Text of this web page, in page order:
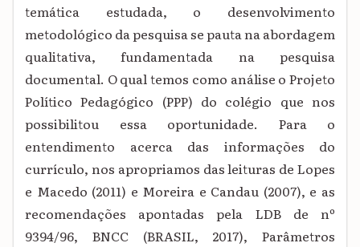
temática estudada, o desenvolvimento
metodológico da pesquisa se pauta na abordagem
qualitativa, fundamentada na pesquisa
documental. O qual temos como análise o Projeto
Político Pedagógico (PPP) do colégio que nos
possibilitou essa oportunidade. Para o
entendimento acerca das informações do
currículo, nos apropriamos das leituras de Lopes
e Macedo (2011) e Moreira e Candau (2007), e as
recomendações apontadas pela LDB de nº
9394/96, BNCC (BRASIL, 2017), Parâmetros